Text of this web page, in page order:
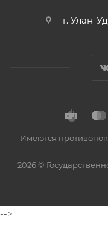
г. Улан-
Имеются
2026 ©
-->